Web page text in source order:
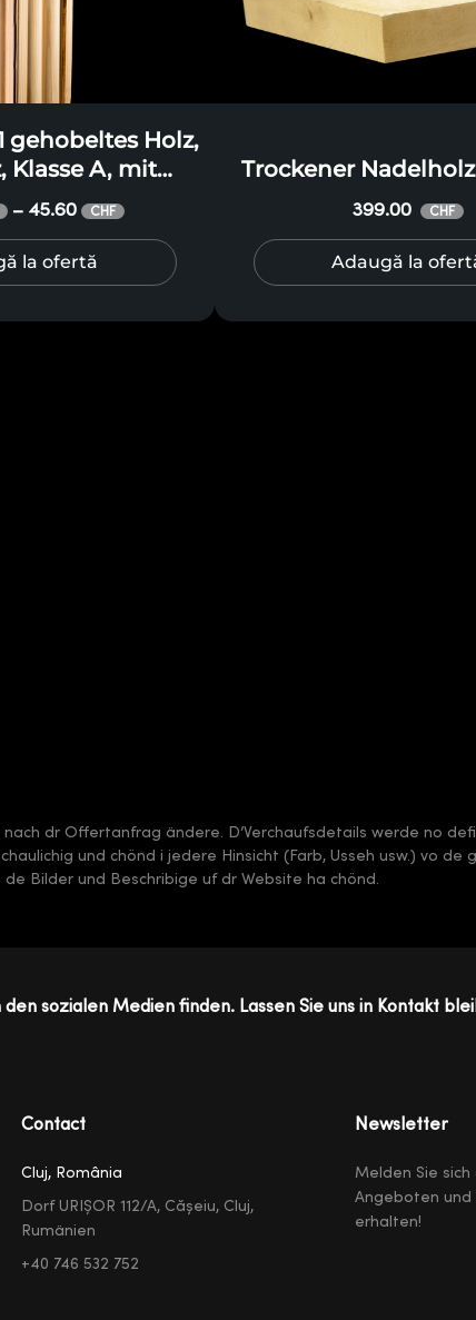
gehobeltes Holz,
Klasse A, mit
in zwei
für Terrassen,
Vordächer
– 45.60 CHF
la ofertă
Trockener
399.00 CHF
Adaugă la
dr Offertanfrag ändere. D’Verchaufsdetails werde no
und chönd i jedere Hinsicht (Farb, Usseh usw.) vo de
Bilder und Beschribige uf dr Website ha chönd.
den sozialen Medien finden. Lassen Sie uns in Kontakt
Contact
Cluj, România
Dorf URIȘOR 112/A, Cășeiu, Cluj,
Rumänien
+40 746 532 752
Newsletter
Melden Sie
Angeboten und
erhalten!